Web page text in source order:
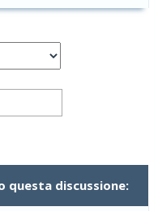
questa discussione: